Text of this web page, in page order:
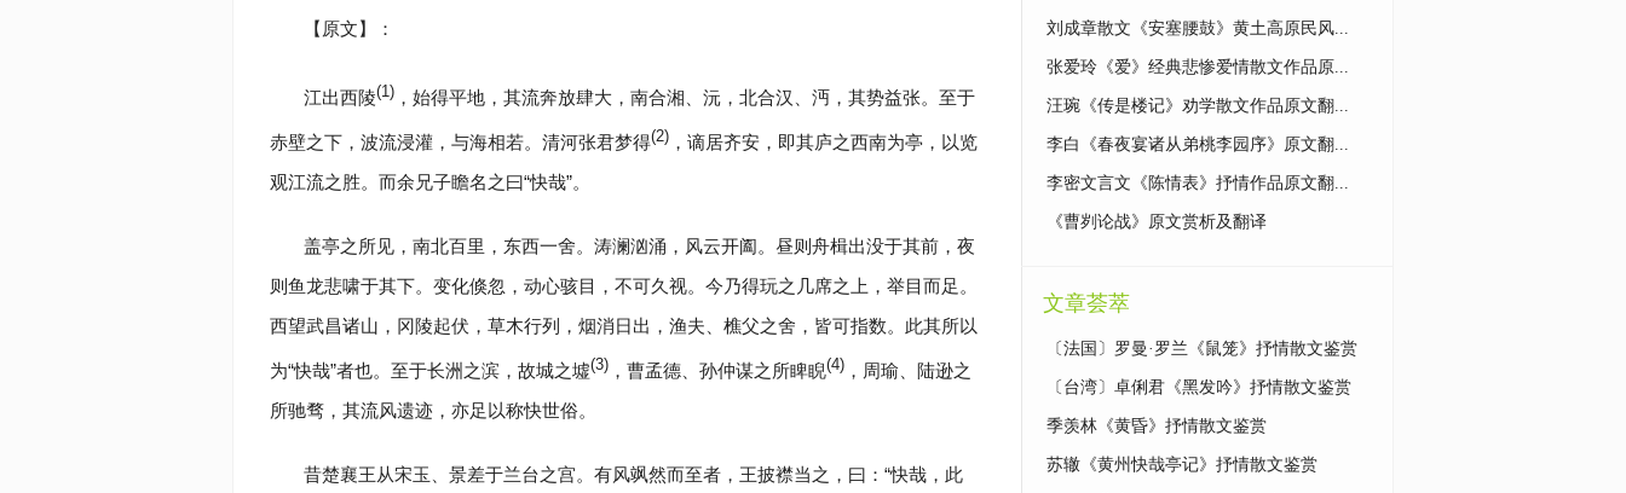
【原文】：
江出西陵(1) ，始得平地，其流奔放肆大，南合湘、沅，北合汉、沔，其势益张。至于
赤壁之下，波流浸灌，与海相若。清河张君梦得(2) ，谪居齐安，即其庐之西南为亭，以览
观江流之胜。而余兄子瞻名之曰“快哉”。
盖亭之所见，南北百里，东西一舍。涛澜汹涌，风云开阖。昼则舟楫出没于其前，夜
则鱼龙悲啸于其下。变化倏忽，动心骇目，不可久视。今乃得玩之几席之上，举目而足。
西望武昌诸山，冈陵起伏，草木行列，烟消日出，渔夫、樵父之舍，皆可指数。此其所以
为“快哉”者也。至于长洲之滨，故城之墟(3) ，曹孟德、孙仲谋之所睥睨(4) ，周瑜、陆逊之
所驰骛，其流风遗迹，亦足以称快世俗。
昔楚襄王从宋玉、景差于兰台之宫。有风飒然而至者，王披襟当之，曰：“快哉，此
刘成章散文《安塞腰鼓》黄土高原民风...
张爱玲《爱》经典悲惨爱情散文作品原...
汪琬《传是楼记》劝学散文作品原文翻...
李白《春夜宴诸从弟桃李园序》原文翻...
李密文言文《陈情表》抒情作品原文翻...
《曹刿论战》原文赏析及翻译
文章荟萃
〔法国〕罗曼·罗兰《鼠笼》抒情散文鉴赏
〔台湾〕卓俐君《黑发吟》抒情散文鉴赏
季羡林《黄昏》抒情散文鉴赏
苏辙《黄州快哉亭记》抒情散文鉴赏